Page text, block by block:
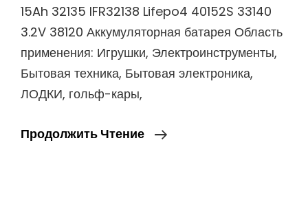
15Ah 32135 IFR32138 Lifepo4 40152S 33140
3.2V 38120 Аккумуляторная батарея Область
применения: Игрушки, Электроинструменты,
Бытовая техника, Бытовая электроника,
ЛОДКИ, гольф-кары,
Продолжить Чтение
Цилиндрический